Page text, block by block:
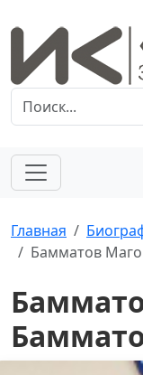
Главная
Бамматов